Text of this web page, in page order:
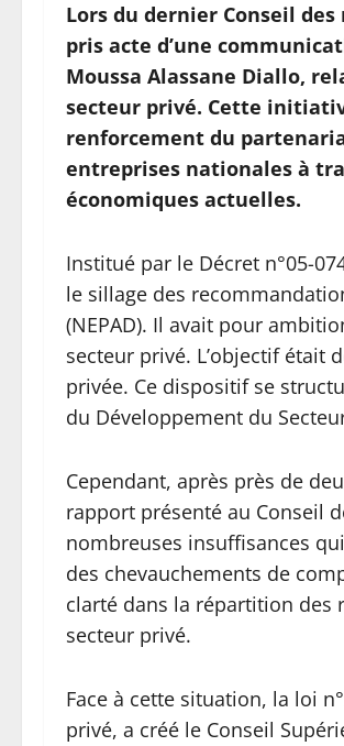
Lors du dernier Conseil
pris acte d’une
Moussa Alassane Diallo,
secteur privé. Cette
renforcement du
entreprises nationales à
économiques actuelles.
Institué par le Décret n°05-
le sillage des
(NEPAD). Il avait pour
secteur privé. L’objectif était
privée. Ce dispositif se
du Développement du
Cependant, après près de
rapport présenté au Conseil
nombreuses insuffisances
des chevauchements de
clarté dans la répartition des
secteur privé.
Face à cette situation, la loi
privé, a créé le Conseil